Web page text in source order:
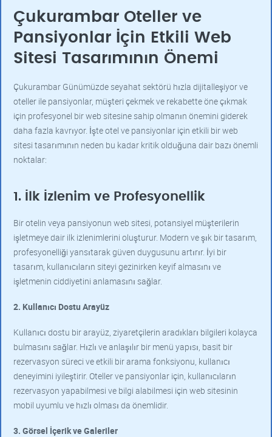
Çukurambar Oteller ve
Pansiyonlar İçin Etkili Web
Sitesi Tasarımının Önemi
Çukurambar Günümüzde seyahat sektörü hızla dijitalleşiyor ve
oteller ile pansiyonlar, müşteri çekmek ve rekabette öne çıkmak
için profesyonel bir web sitesine sahip olmanın önemini giderek
daha fazla kavrıyor. İşte otel ve pansiyonlar için etkili bir web
sitesi tasarımının neden bu kadar kritik olduğuna dair bazı önemli
noktalar:
1. İlk İzlenim ve Profesyonellik
Bir otelin veya pansiyonun web sitesi, potansiyel müşterilerin
işletmeye dair ilk izlenimlerini oluşturur. Modern ve şık bir tasarım,
profesyonelliği yansıtarak güven duygusunu artırır. İyi bir
tasarım, kullanıcıların siteyi gezinirken keyif almasını ve
işletmenin ciddiyetini anlamasını sağlar.
2. Kullanıcı Dostu Arayüz
Kullanıcı dostu bir arayüz, ziyaretçilerin aradıkları bilgileri kolayca
bulmasını sağlar. Hızlı ve anlaşılır bir menü yapısı, basit bir
rezervasyon süreci ve etkili bir arama fonksiyonu, kullanıcı
deneyimini iyileştirir. Oteller ve pansiyonlar için, kullanıcıların
rezervasyon yapabilmesi ve bilgi alabilmesi için web sitesinin
mobil uyumlu ve hızlı olması da önemlidir.
3. Görsel İçerik ve Galeriler